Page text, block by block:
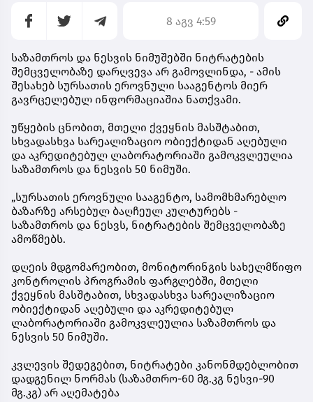
8 აგვ 4:59
საზამთროს და ნესვის ნიმუშებში ნიტრატების
შემცველობაზე დარღვევა არ გამოვლინდა, - ამის
შესახებ სურსათის ეროვნული სააგენტოს მიერ
გავრცელებულ ინფორმაციაშია ნათქვამი.
უწყების ცნობით, მთელი ქვეყნის მასშტაბით,
სხვადასხვა სარეალიზაციო ობიექტიდან აღებული
და აკრედიტებულ ლაბორატორიაში გამოკვლეულია
საზამთროს და ნესვის 50 ნიმუში.
„სურსათის ეროვნული სააგენტო, სამომხმარებლო
ბაზარზე არსებულ ბაღჩეულ კულტურებს -
საზამთროს და ნესვს, ნიტრატების შემცველობაზე
ამოწმებს.
დღეის მდგომარეობით, მონიტორინგის სახელმწიფო
კონტროლის პროგრამის ფარგლებში, მთელი
ქვეყნის მასშტაბით, სხვადასხვა სარეალიზაციო
ობიექტიდან აღებული და აკრედიტებულ
ლაბორატორიაში გამოკვლეულია საზამთროს და
ნესვის 50 ნიმუში.
კვლევის შედეგებით, ნიტრატები კანონმდებლობით
დადგენილ ნორმას (საზამთრო-60 მგ.კგ ნესვი-90
მგ.კგ) არ აღემატება